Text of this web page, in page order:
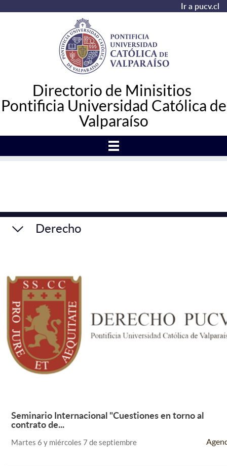
Ir a pucv.cl
Directorio de Minisitios
Pontificia Universidad Católica de
Valparaíso
Derecho
Leer Más +
Seminario Internacional "Cuestiones en torno al
contrato de...
Martes 6 y miércoles 7 de septiembre